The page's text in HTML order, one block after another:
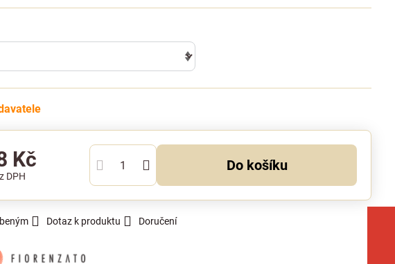
Kč
DPH
Do košíku
Dotaz k produktu Doručení